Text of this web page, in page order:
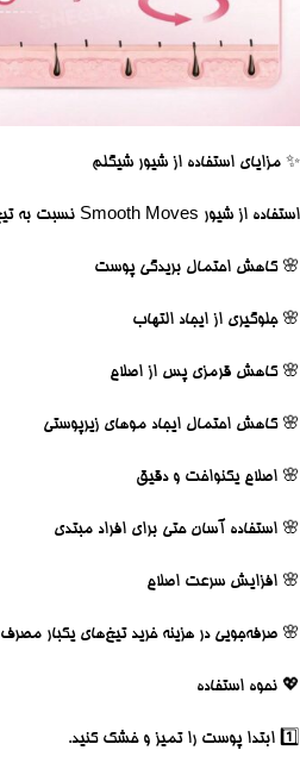
✨ مزایای استفاده از شیور شیگلم
استفاده از شیور Smooth Moves نسبت به تیغ‌های معمولی مزایای زیادی دارد:
🌸 کاهش احتمال بریدگی پوست
🌸 جلوگیری از ایجاد التهاب
🌸 کاهش قرمزی پس از اصلاح
🌸 کاهش احتمال ایجاد موهای زیرپوستی
🌸 اصلاح یکنواخت و دقیق
🌸 استفاده آسان حتی برای افراد مبتدی
🌸 افزایش سرعت اصلاح
🌸 صرفه‌جویی در هزینه خرید تیغ‌های یکبار مصرف
💖 نحوه استفاده
1️⃣ ابتدا پوست را تمیز و خشک کنید.